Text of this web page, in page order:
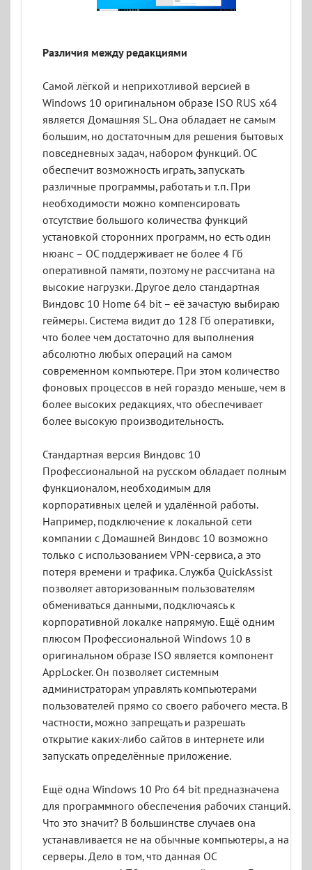
Различия между редакциями
Самой лёгкой и неприхотливой версией в
Windows 10 оригинальном образе ISO RUS x64
является Домашняя SL. Она обладает не самым
большим, но достаточным для решения бытовых
повседневных задач, набором функций. ОС
обеспечит возможность играть, запускать
различные программы, работать и т.п. При
необходимости можно компенсировать
отсутствие большого количества функций
установкой сторонних программ, но есть один
нюанс – ОС поддерживает не более 4 Гб
оперативной памяти, поэтому не рассчитана на
высокие нагрузки. Другое дело стандартная
Виндовс 10 Home 64 bit – её зачастую выбираю
геймеры. Система видит до 128 Гб оперативки,
что более чем достаточно для выполнения
абсолютно любых операций на самом
современном компьютере. При этом количество
фоновых процессов в ней гораздо меньше, чем в
более высоких редакциях, что обеспечивает
более высокую производительность.
Стандартная версия Виндовс 10
Профессиональной на русском обладает полным
функционалом, необходимым для
корпоративных целей и удалённой работы.
Например, подключение к локальной сети
компании с Домашней Виндовс 10 возможно
только с использованием VPN-сервиса, а это
потеря времени и трафика. Служба QuickAssist
позволяет авторизованным пользователям
обмениваться данными, подключаясь к
корпоративной локалке напрямую. Ещё одним
плюсом Профессиональной Windows 10 в
оригинальном образе ISO является компонент
AppLocker. Он позволяет системным
администраторам управлять компьютерами
пользователей прямо со своего рабочего места. В
частности, можно запрещать и разрешать
открытие каких-либо сайтов в интернете или
запускать определённые приложение.
Ещё одна Windows 10 Pro 64 bit предназначена
для программного обеспечения рабочих станций.
Что это значит? В большинстве случаев она
устанавливается не на обычные компьютеры, а на
серверы. Дело в том, что данная ОС